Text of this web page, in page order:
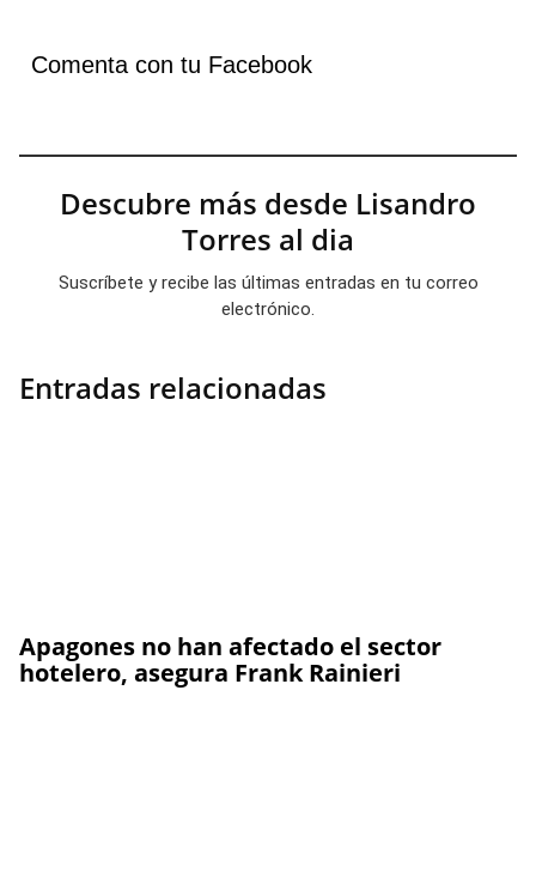
Comenta con tu Facebook
Descubre más desde Lisandro
Torres al dia
Suscríbete y recibe las últimas entradas en tu correo
electrónico.
Entradas relacionadas
Apagones no han afectado el sector
hotelero, asegura Frank Rainieri